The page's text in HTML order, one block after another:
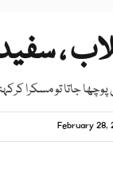
،
جاتا تو مسکرا
February 28,